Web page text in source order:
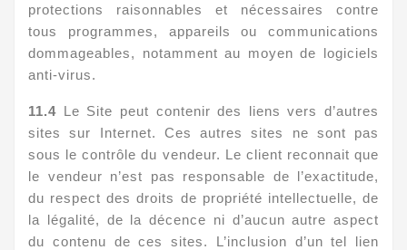
protections raisonnables et nécessaires contre
tous programmes, appareils ou communications
dommageables, notamment au moyen de logiciels
anti-virus.
11.4 Le Site peut contenir des liens vers d’autres
sites sur Internet. Ces autres sites ne sont pas
sous le contrôle du vendeur. Le client reconnait que
le vendeur n’est pas responsable de l’exactitude,
du respect des droits de propriété intellectuelle, de
la légalité, de la décence ni d’aucun autre aspect
du contenu de ces sites. L’inclusion d’un tel lien